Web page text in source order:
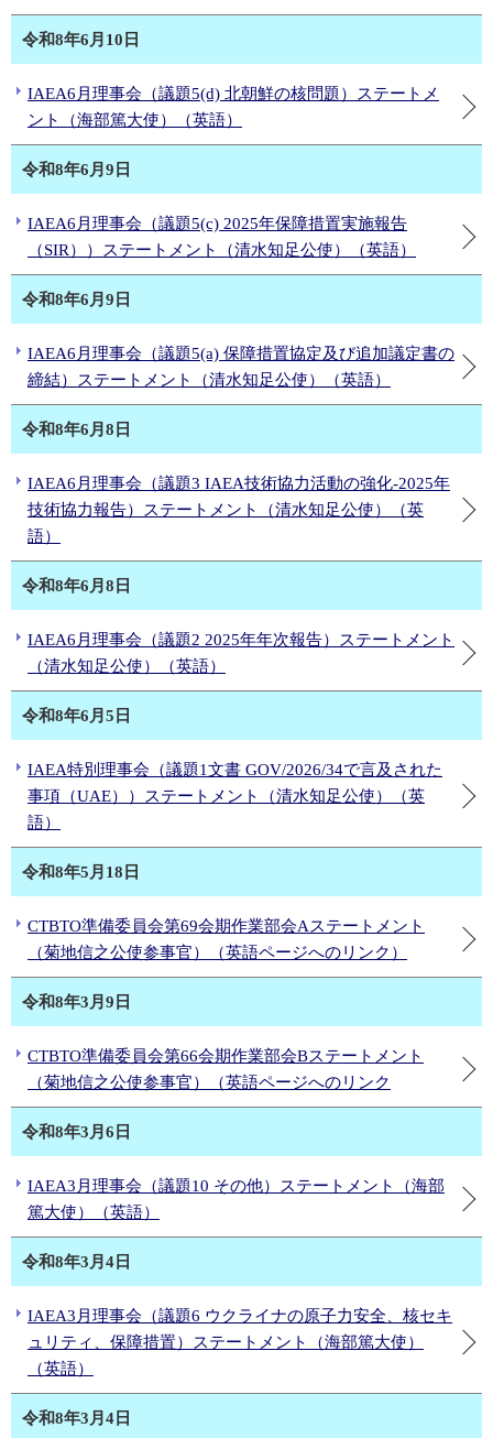
令和8年6月10日
IAEA6月理事会（議題5(d) 北朝鮮の核問題）ステートメ
ント（海部篤大使）（英語）
令和8年6月9日
IAEA6月理事会（議題5(c) 2025年保障措置実施報告
（SIR））ステートメント（清水知足公使）（英語）
令和8年6月9日
IAEA6月理事会（議題5(a) 保障措置協定及び追加議定書の
締結）ステートメント（清水知足公使）（英語）
令和8年6月8日
IAEA6月理事会（議題3 IAEA技術協力活動の強化-2025年
技術協力報告）ステートメント（清水知足公使）（英
語）
令和8年6月8日
IAEA6月理事会（議題2 2025年年次報告）ステートメント
（清水知足公使）（英語）
令和8年6月5日
IAEA特別理事会（議題1文書 GOV/2026/34で言及された
事項（UAE））ステートメント（清水知足公使）（英
語）
令和8年5月18日
CTBTO準備委員会第69会期作業部会Aステートメント
（菊地信之公使参事官）（英語ページへのリンク）
令和8年3月9日
CTBTO準備委員会第66会期作業部会Bステートメント
（菊地信之公使参事官）（英語ページへのリンク
令和8年3月6日
IAEA3月理事会（議題10 その他）ステートメント（海部
篤大使）（英語）
令和8年3月4日
IAEA3月理事会（議題6 ウクライナの原子力安全、核セキ
ュリティ、保障措置）ステートメント（海部篤大使）
（英語）
令和8年3月4日